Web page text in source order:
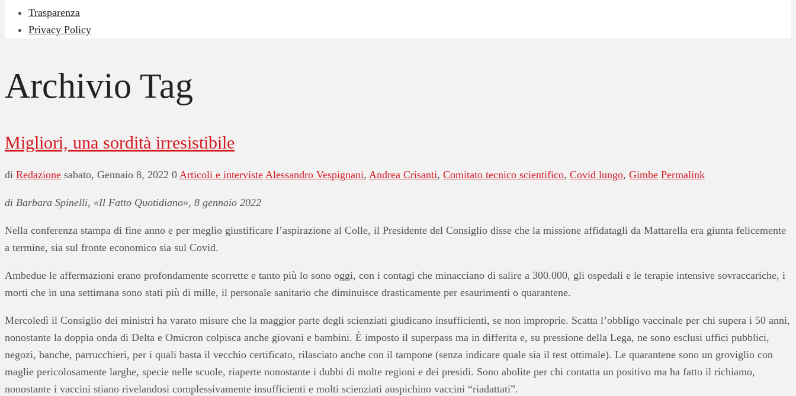
Trasparenza
Privacy Policy
Archivio Tag
Migliori, una sordità irresistibile
di Redazione sabato, Gennaio 8, 2022 0 Articoli e interviste Alessandro Vespignani, Andrea Crisanti, Comitato tecnico scientifico, Covid lungo, Gimbe Permalink
di Barbara Spinelli, «Il Fatto Quotidiano», 8 gennaio 2022
Nella conferenza stampa di fine anno e per meglio giustificare l’aspirazione al Colle, il Presidente del Consiglio disse che la missione affidatagli da Mattarella era giunta felicemente
a termine, sia sul fronte economico sia sul Covid.
Ambedue le affermazioni erano profondamente scorrette e tanto più lo sono oggi, con i contagi che minacciano di salire a 300.000, gli ospedali e le terapie intensive sovraccariche, i
morti che in una settimana sono stati più di mille, il personale sanitario che diminuisce drasticamente per esaurimenti o quarantene.
Mercoledì il Consiglio dei ministri ha varato misure che la maggior parte degli scienziati giudicano insufficienti, se non improprie. Scatta l’obbligo vaccinale per chi supera i 50 anni,
nonostante la doppia onda di Delta e Omicron colpisca anche giovani e bambini. È imposto il superpass ma in differita e, su pressione della Lega, ne sono esclusi uffici pubblici,
negozi, banche, parrucchieri, per i quali basta il vecchio certificato, rilasciato anche con il tampone (senza indicare quale sia il test ottimale). Le quarantene sono un groviglio con
maglie pericolosamente larghe, specie nelle scuole, riaperte nonostante i dubbi di molte regioni e dei presidi. Sono abolite per chi contatta un positivo ma ha fatto il richiamo,
nonostante i vaccini stiano rivelandosi complessivamente insufficienti e molti scienziati auspichino vaccini “riadattati”.